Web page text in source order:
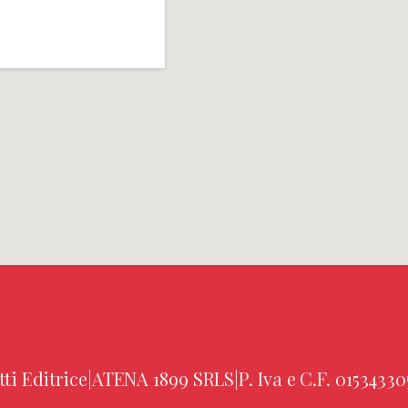
Editrice|ATENA 1899 SRLS|P. Iva e C.F.